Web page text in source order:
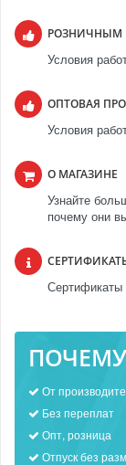
РОЗНИЧНЫМ
Условия
ОПТОВАЯ
Условия
О МАГАЗИНЕ
Узнайте
почему они
От
Без переплат
Опт, розница
Отпуск без